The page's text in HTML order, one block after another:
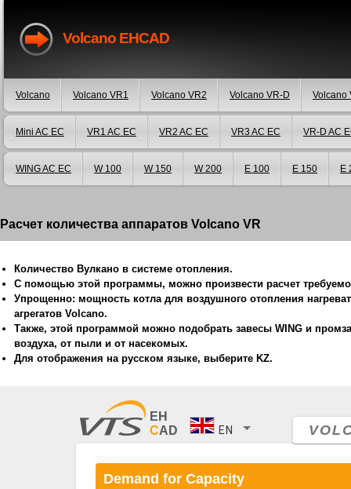
Volcano EHCAD
Volcano Volcano VR1 Volcano VR2 Volcano VR-D Volcano
Mini AC EC VR1 AC EC VR2 AC EC VR3 AC EC VR-D AC
WING AC EC W 100 W 150 W 200 E 100 E 150 E
Расчет количества аппаратов Volcano VR
Количество Вулкано в системе отопления.
С помощью этой программы, можно произвести расчет
Упрощенно: мощность котла для воздушного отопления
агрегатов Volcano.
Также, этой программой можно подобрать завесы WING и
воздуха, от пыли и от насекомых.
Для отображения на русском языке, выберите KZ.